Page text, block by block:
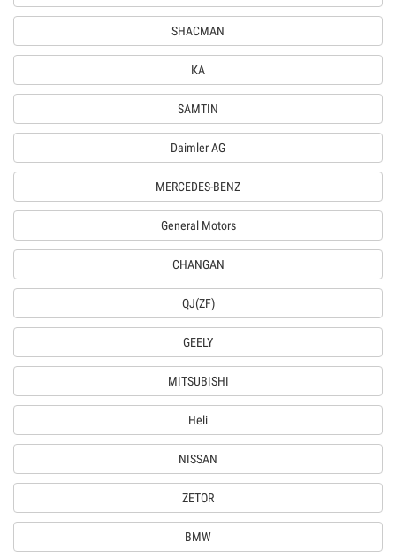
SHACMAN
КА
SAMTIN
Daimler AG
MERCEDES-BENZ
General Motors
CHANGAN
QJ(ZF)
GEELY
MITSUBISHI
Heli
NISSAN
ZETOR
BMW